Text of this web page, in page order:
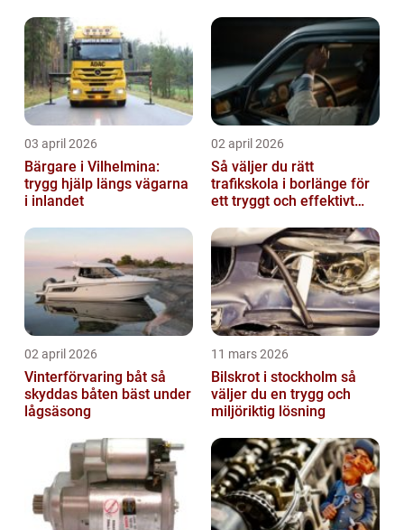
03 april 2026
Bärgare i Vilhelmina:
trygg hjälp längs vägarna
i inlandet
02 april 2026
Så väljer du rätt
trafikskola i borlänge för
ett tryggt och effektivt
02 april 2026
Vinterförvaring båt så
skyddas båten bäst under
lågsäsong
11 mars 2026
Bilskrot i stockholm så
väljer du en trygg och
miljöriktig lösning